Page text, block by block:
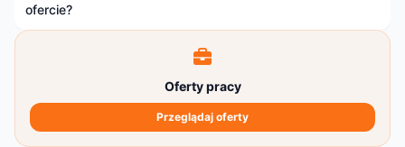
ofercie?
Oferty pracy
Przeglądaj oferty